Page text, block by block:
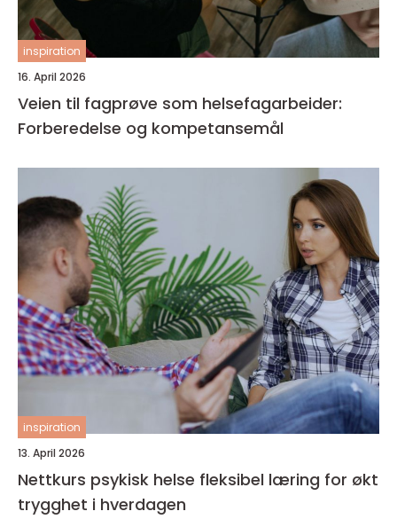
inspiration
16. April 2026
Veien til fagprøve som helsefagarbeider:
Forberedelse og kompetansemål
inspiration
13. April 2026
Nettkurs psykisk helse fleksibel læring for økt
trygghet i hverdagen